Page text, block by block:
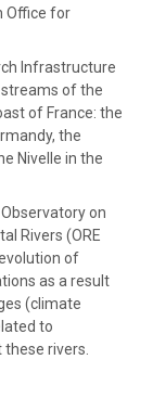
Office for
Infrastructure
of the
of France: the
the
Nivelle in the
on
Rivers (ORE
of
as a result
(climate
to
rivers.